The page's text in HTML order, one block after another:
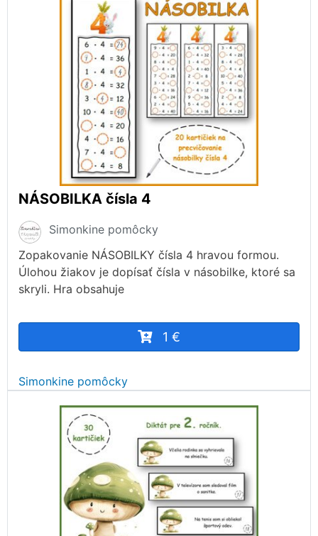
NÁSOBILKA čísla 4
Simonkine pomôcky
Zopakovanie NÁSOBILKY čísla 4 hravou formou.
Úlohou žiakov je dopísať čísla v násobilke, ktoré sa
skryli. Hra obsahuje
1 €
Simonkine pomôcky